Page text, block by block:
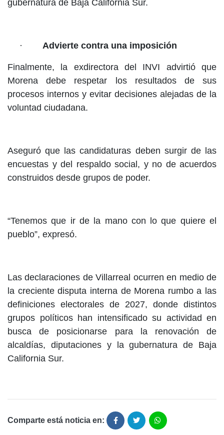
gubernatura de Baja California Sur.
· Advierte contra una imposición
Finalmente, la exdirectora del INVI advirtió que
Morena debe respetar los resultados de sus
procesos internos y evitar decisiones alejadas de la
voluntad ciudadana.
Aseguró que las candidaturas deben surgir de las
encuestas y del respaldo social, y no de acuerdos
construidos desde grupos de poder.
“Tenemos que ir de la mano con lo que quiere el
pueblo”, expresó.
Las declaraciones de Villarreal ocurren en medio de
la creciente disputa interna de Morena rumbo a las
definiciones electorales de 2027, donde distintos
grupos políticos han intensificado su actividad en
busca de posicionarse para la renovación de
alcaldías, diputaciones y la gubernatura de Baja
California Sur.
Comparte está noticia en: